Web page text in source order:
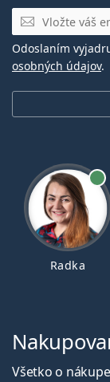
E-mail
Odoslaním
osobných údajov.
Radka
Všetko o nákupe